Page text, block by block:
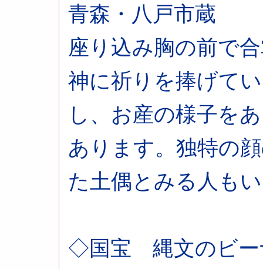
青森・八戸市蔵
座り込み胸の前で
神に祈りを捧げて
し、お産の様子を
あります。独特の
た土偶とみる人も
◇国宝 縄文のビー